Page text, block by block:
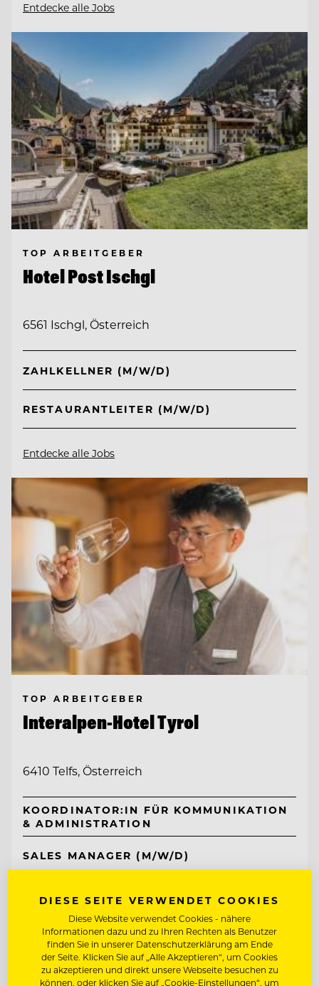
Entdecke alle Jobs
TOP ARBEITGEBER
Hotel Post Ischgl
6561 Ischgl, Österreich
ZAHLKELLNER (M/W/D)
RESTAURANTLEITER (M/W/D)
Entdecke alle Jobs
TOP ARBEITGEBER
Interalpen-Hotel Tyrol
6410 Telfs, Österreich
KOORDINATOR:IN FÜR KOMMUNIKATION
& ADMINISTRATION
SALES MANAGER (M/W/D)
Entdecke alle Jobs
DIESE SEITE VERWENDET COOKIES
Diese Website verwendet Cookies - nähere
Informationen dazu und zu Ihren Rechten als Benutzer
finden Sie in unserer Datenschutzerklärung am Ende
der Seite. Klicken Sie auf „Alle Akzeptieren“, um Cookies
zu akzeptieren und direkt unsere Webseite besuchen zu
können, oder klicken Sie auf „Cookie-Einstellungen“, um